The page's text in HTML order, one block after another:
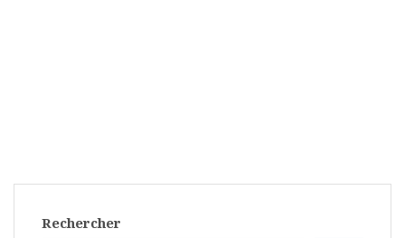
Rechercher